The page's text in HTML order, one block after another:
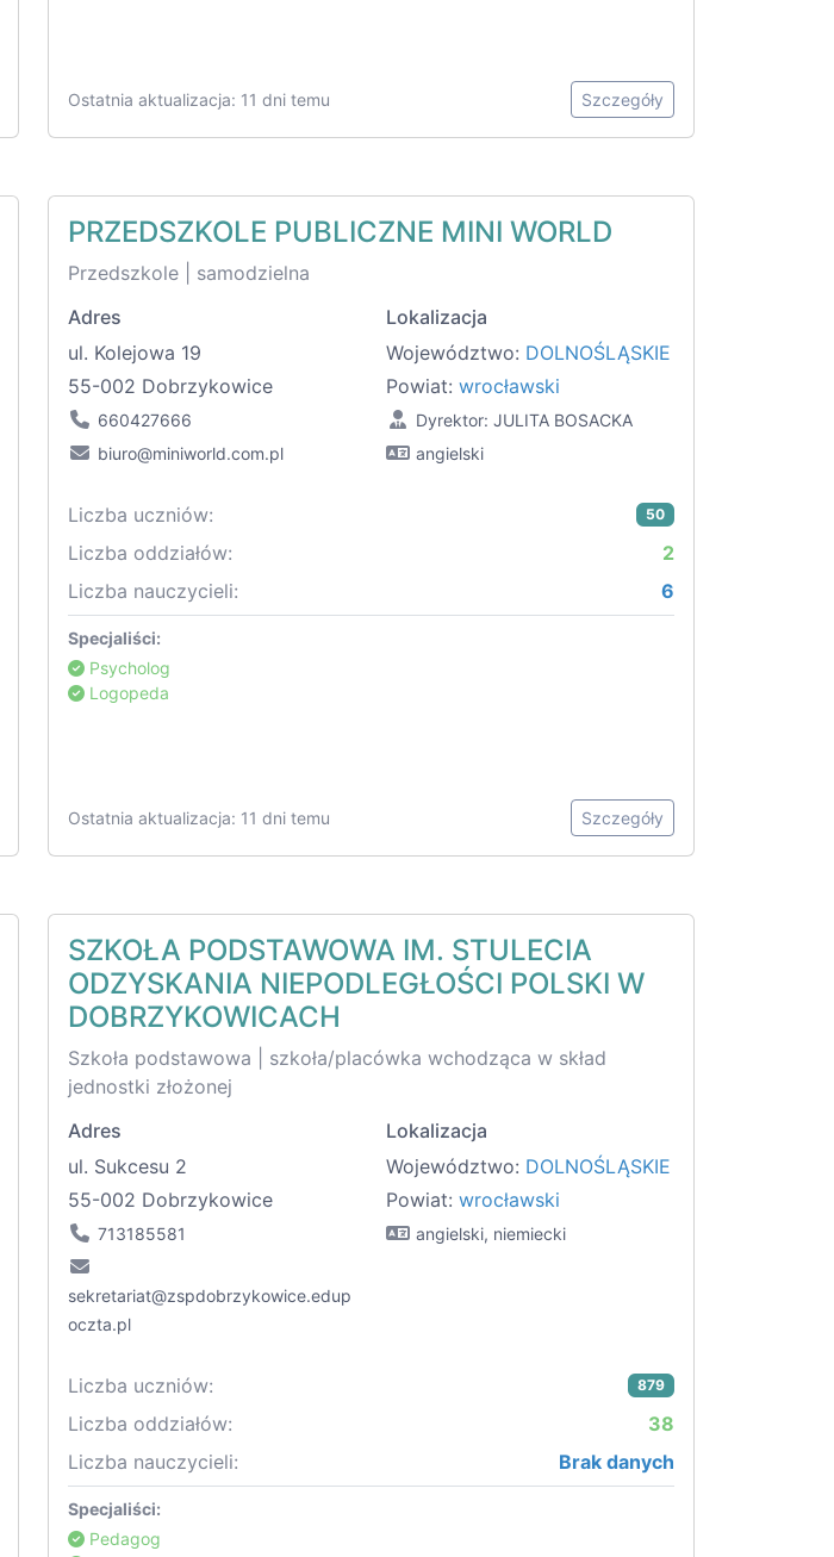
Ostatnia aktualizacja: 11 dni temu Szczegóły
PRZEDSZKOLE PUBLICZNE MINI WORLD
Przedszkole | samodzielna
Adres
ul. Kolejowa 19
55-002 Dobrzykowice
660427666
biuro@miniworld.com.pl
Lokalizacja
Województwo: DOLNOŚLĄSKIE
Powiat: wrocławski
Dyrektor: JULITA BOSACKA
angielski
Liczba uczniów: 50
Liczba oddziałów:
2
Liczba nauczycieli:
6
Specjaliści:
Psycholog
Logopeda
Ostatnia aktualizacja: 11 dni temu Szczegóły
SZKOŁA PODSTAWOWA IM. STULECIA
ODZYSKANIA NIEPODLEGŁOŚCI POLSKI W
DOBRZYKOWICACH
Szkoła podstawowa | szkoła/placówka wchodząca w skład
jednostki złożonej
Adres
ul. Sukcesu 2
55-002 Dobrzykowice
713185581
sekretariat@zspdobrzykowice.edup
oczta.pl
Lokalizacja
Województwo: DOLNOŚLĄSKIE
Powiat: wrocławski
angielski, niemiecki
Liczba uczniów: 879
Liczba oddziałów:
38
Liczba nauczycieli:
Brak danych
Specjaliści:
Pedagog